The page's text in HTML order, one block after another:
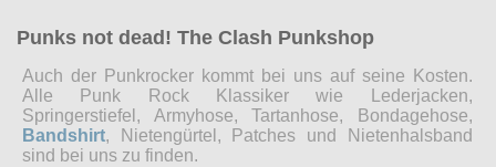
Punks not dead! The Clash Punkshop
Auch der Punkrocker kommt bei uns auf seine Kosten.
Alle Punk Rock Klassiker wie Lederjacken,
Springerstiefel, Armyhose, Tartanhose, Bondagehose,
Bandshirt, Nietengürtel, Patches und Nietenhalsband
sind bei uns zu finden.